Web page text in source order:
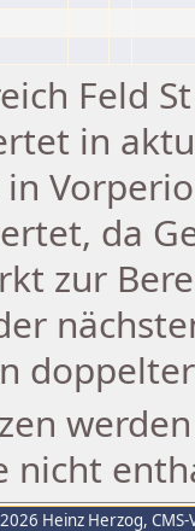
Feld
in
da
zur
nicht
Heinz Herzog,